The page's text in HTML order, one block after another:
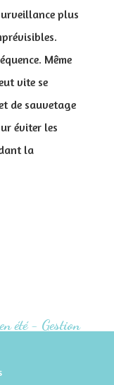
plus
Même
vite se
de sauvetage
éviter les
la
été - Gestion
vacances